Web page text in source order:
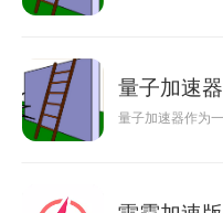
量子加速器
量子加速器作为